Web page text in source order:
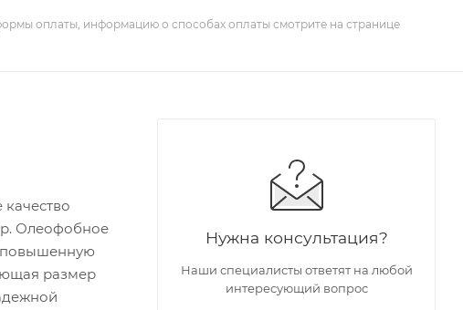
оплаты, информацию о способах оплаты смотрите на странице
Олеофобное
повышенную
размер
Нужна консультация?
Наши специалисты ответят на любой
интересующий вопрос